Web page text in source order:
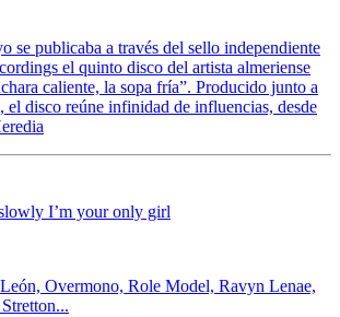
se publicaba a través del sello independiente
el quinto disco del artista almeriense
caliente, la sopa fría”. Producido junto a
disco reúne infinidad de influencias, desde
I’m your only girl
Overmono, Role Model, Ravyn Lenae,